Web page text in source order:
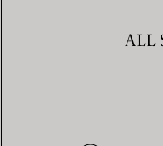
ALL